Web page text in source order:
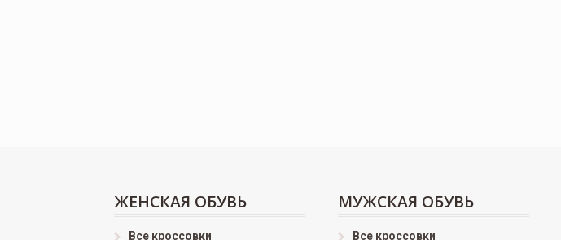
ЖЕНСКАЯ ОБУВЬ
Все кроссовки
МУЖСКАЯ ОБУВЬ
Все кроссовки